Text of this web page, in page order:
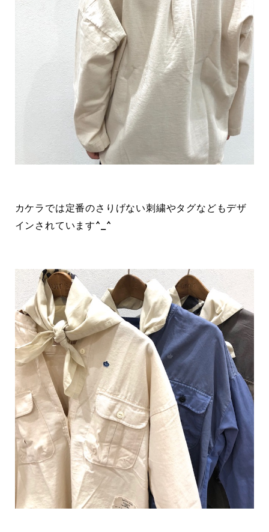
カケラでは定番のさりげない刺繍やタグなどもデザ
インされています^_^